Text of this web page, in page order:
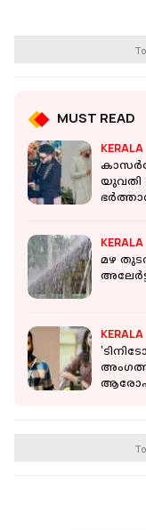
MUST READ
KERALA
യുവതി
KERALA
മഴ
KERALA